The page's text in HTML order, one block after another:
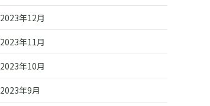
2023年12月
2023年11月
2023年10月
2023年9月